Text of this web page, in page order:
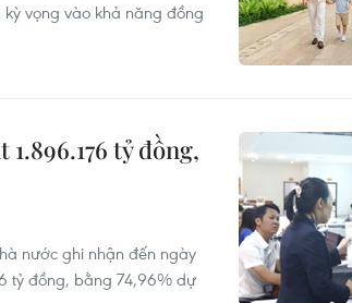
vọng vào khả năng đồng
tỷ đồng,
nước ghi nhận đến ngày
tỷ đồng, bằng 74,96% dự